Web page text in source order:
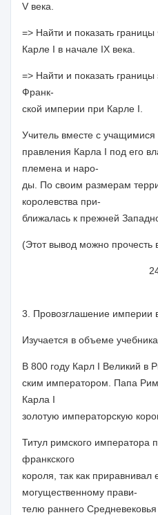
V века.
=> Найти и показать
Карле I в начале IX века.
=> Найти и показать
Франк-
ской империи при Карле I.
Учитель вместе с учащимися
правления Карла I под его
племена и наро-
ды. По своим размерам
королевства при-
ближалась к прежней
(Этот вывод можно прочесть
3. Провозглашение империи
Изучается в объеме
В 800 году Карл I Великий в
ским императором. Папа
Карла I
золотую императорскую
Титул римского императора
франкского
короля, так как приравнивал
могущественному прави-
телю раннего Средневековья